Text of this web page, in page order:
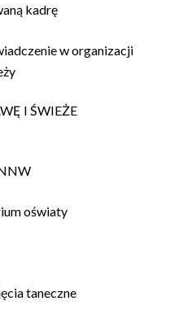
kadrę
w organizacji
I ŚWIEŻE
oświaty
taneczne